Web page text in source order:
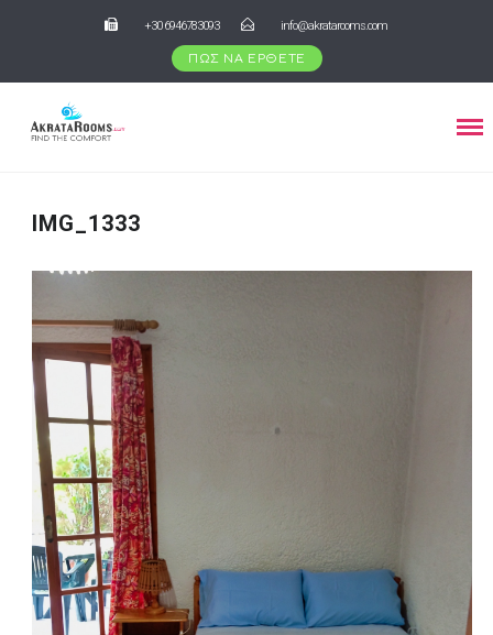
+30 6946783093 info@akratarooms.com
ΠΩΣ ΝΑ ΕΡΘΕΤΕ
IMG_1333